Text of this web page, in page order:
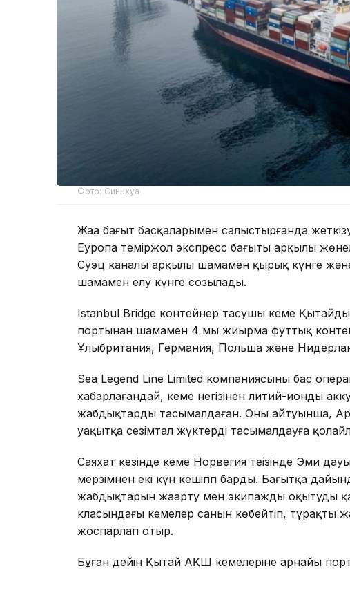
Фото: Синьхуа
Жаңа бағыт басқаларымен салыстырғанда
Еуропа теміржол экспресс бағыты арқылы
Суэц каналы арқылы шамамен қырық күнге
шамамен елу күнге созылады.
Istanbul Bridge контейнер тасушы кеме
портынан шамамен 4 мың жиырма футтық
Ұлыбритания, Германия, Польша және
Sea Legend Line Limited компаниясының бас
хабарлағандай, кеме негізінен литий-ионды
жабдықтарды тасымалдаған. Оның айтуынша,
уақытқа сезімтал жүктерді тасымалдауға
Саяхат кезінде кеме Норвегия теңізінде Эми
мерзімнен екі күн кешігіп барды. Бағытқа
жабдықтарын жаңарту мен экипажды оқытуды
класындағы кемелер санын көбейтіп, тұрақты
жоспарлап отыр.
Бұған дейін Қытай АҚШ кемелеріне арнайы